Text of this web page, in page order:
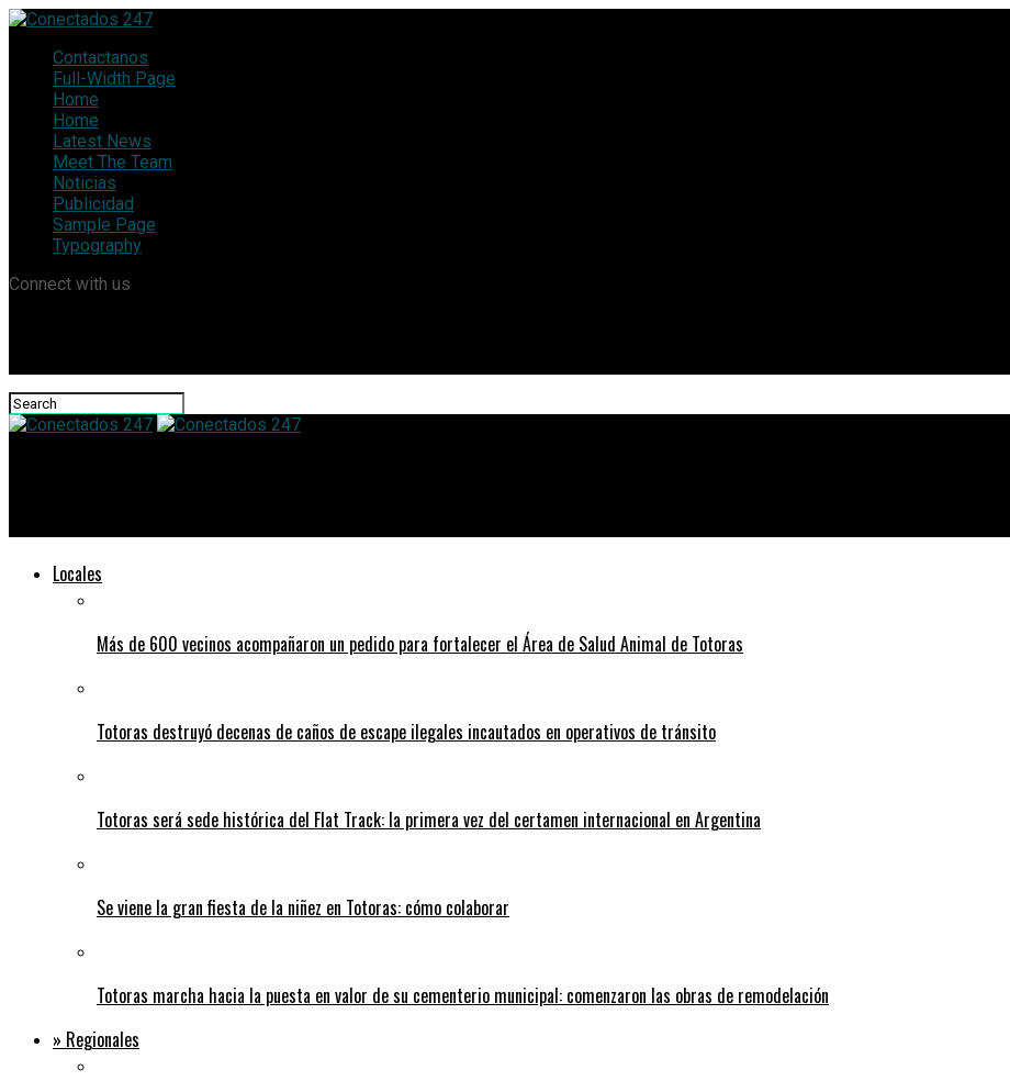
Contactanos
Full-Width Page
Home
Home
Latest News
Meet The Team
Noticias
Publicidad
Sample Page
Typography
Connect with us
Locales
Más de 600 vecinos acompañaron un pedido para fortalecer el Área de Salud Animal de Totoras
Totoras destruyó decenas de caños de escape ilegales incautados en operativos de tránsito
Totoras será sede histórica del Flat Track: la primera vez del certamen internacional en Argentina
Se viene la gran fiesta de la niñez en Totoras: cómo colaborar
Totoras marcha hacia la puesta en valor de su cementerio municipal: comenzaron las obras de remodelación
» Regionales